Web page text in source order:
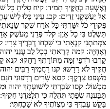
וְאֶשְׁעָה בְחֻקֶּיךָ תָמִיד: קיח סָלִיתָ כָּל
אַל יַעַשְׁקֻנִי זֵדִים: קכג עֵינַי כָּלוּ
פִּקּוּדֵי כֹל יִשָּׁרְתִּי כָּל אֹרַח שֶׁקֶר
תַּשְׁלֶט בִּי כָל אָוֶן: קלד פְּדֵנִי מֵעֹשֶׁק
צִמְּתַתְנִי קִנְאָתִי כִּי שָׁכְחוּ דְבָרֶיךָ צָרָי:
וְאֶחְיֶה: קמה קָרָאתִי בְכָל לֵב עֲנֵנִי
קָרְבוּ רֹדְפֵי זִמָּה מִתּוֹרָתְךָ רָחָקוּ: קנא
חֻקֶּיךָ לֹא דָרָשׁוּ: קנו רַחֲמֶיךָ רַבִּים
מִשְׁפַּט צִדְקֶךָ: קסא שָׂרִים רְדָפוּנִי
מִכְשׁוֹל: קסו שִׂבַּרְתִּי לִישׁוּעָתְךָ יהוה
תַּבַּעְנָה שְׂפָתַי תְּהִלָּה כִּי תְלַמְּדֵנִי חֻקֶּיךָ:
בַּקֵּשׁ עַבְדֶּךָ כִּי מִצְוֺתֶיךָ לֹא שָׁכָחְתִּי: